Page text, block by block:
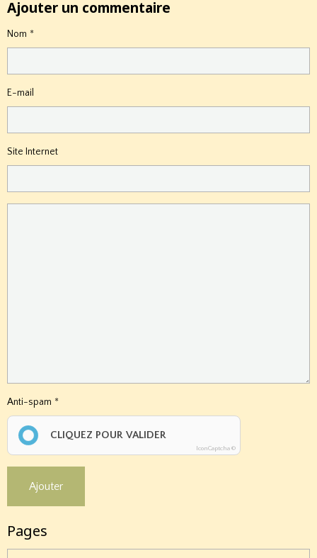
Ajouter un commentaire
Nom
E-mail
Site Internet
Anti-spam
CLIQUEZ POUR VALIDER
IconCaptcha ©
Ajouter
Pages